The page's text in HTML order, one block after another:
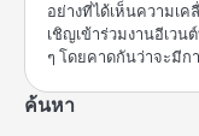
อย่างที่ได้เห็นความเ
เชิญเข้าร่วมงานอีเว
ๆ โดยคาดกันว่าจะมีก
ค้นหา